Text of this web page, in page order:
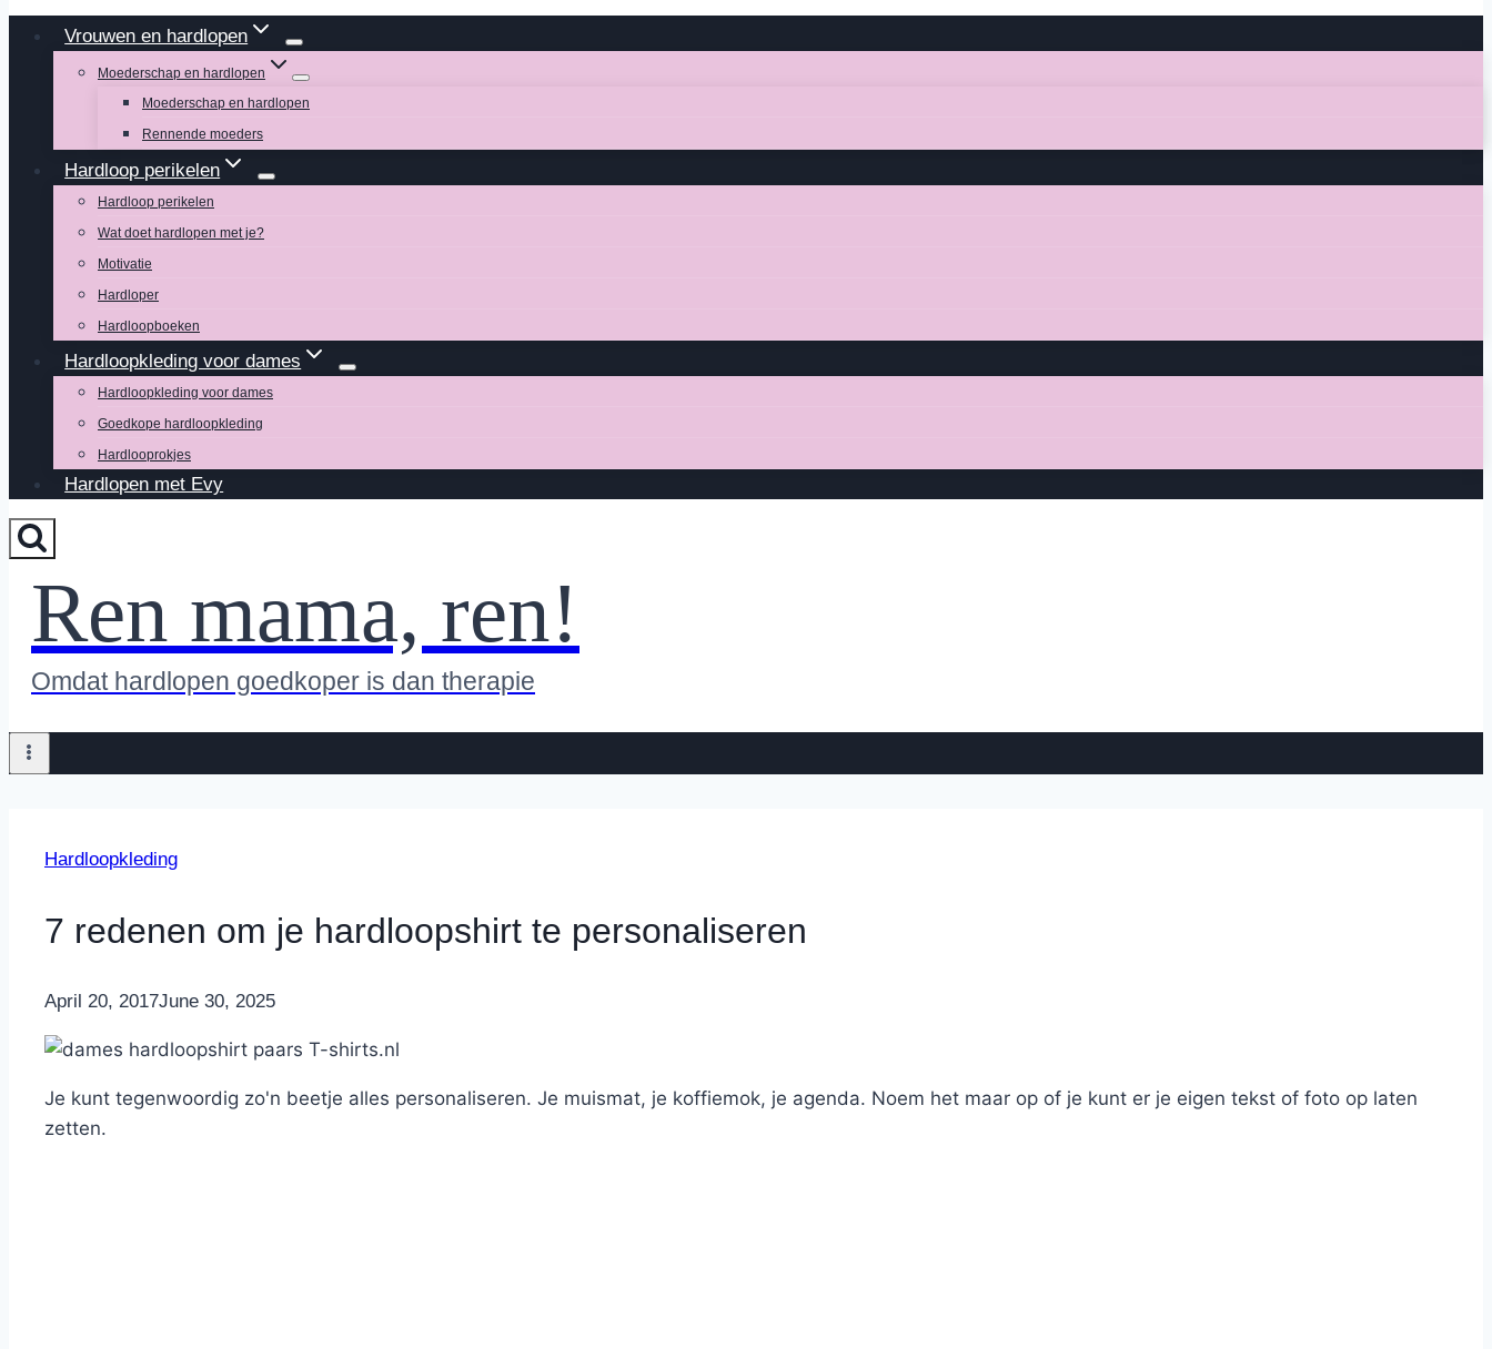
Vrouwen en hardlopen
Moederschap en hardlopen
Moederschap en hardlopen
Rennende moeders
Hardloop perikelen
Hardloop perikelen
Wat doet hardlopen met je?
Motivatie
Hardloper
Hardloopboeken
Hardloopkleding voor dames
Hardloopkleding voor dames
Goedkope hardloopkleding
Hardlooprokjes
Hardlopen met Evy
Ren mama, ren!
Omdat hardlopen goedkoper is dan therapie
Hardloopkleding
7 redenen om je hardloopshirt te personaliseren
ByNicole
April 20, 2017June 30, 2025
Je kunt tegenwoordig zo'n beetje alles personaliseren. Je muismat, je koffiemok, je agenda. Noem het maar op of je kunt er je eigen tekst of foto op laten
zetten.